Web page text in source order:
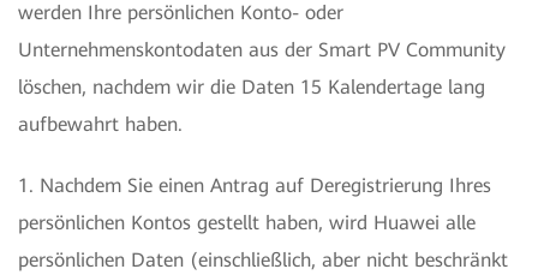
werden Ihre persönlichen Konto- oder
Unternehmenskontodaten aus der Smart PV Community
löschen, nachdem wir die Daten 15 Kalendertage lang
aufbewahrt haben.
1. Nachdem Sie einen Antrag auf Deregistrierung Ihres
persönlichen Kontos gestellt haben, wird Huawei alle
persönlichen Daten (einschließlich, aber nicht beschränkt